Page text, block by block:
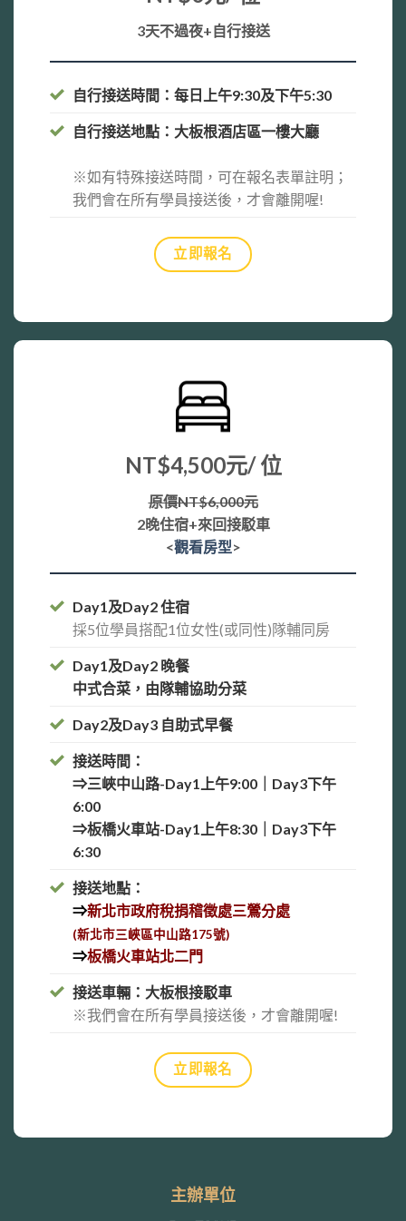
3天不過夜+自行接送
自行接送時間：每日上午9:30及下午5:30
自行接送地點：大板根酒店區一樓大廳
※如有特殊接送時間，可在報名表單註明；
我們會在所有學員接送後，才會離開喔!
立即報名
NT$4,500元/ 位
原價NT$6,000元
2晚住宿+來回接駁車
<觀看房型>
Day1及Day2 住宿
採5位學員搭配1位女性(或同性)隊輔同房
Day1及Day2 晚餐
中式合菜，由隊輔協助分菜
Day2及Day3 自助式早餐
接送時間：
⇒三峽中山路-Day1上午9:00｜Day3下午
6:00
⇒板橋火車站-Day1上午8:30｜ Day3下午
6:30
接送地點：
⇒新北市政府稅捐稽徵處三鶯分處
(新北市三峽區中山路175號)
⇒板橋火車站北二門
接送車輛：大板根接駁車
※我們會在所有學員接送後，才會離開喔!
立即報名
主辦單位